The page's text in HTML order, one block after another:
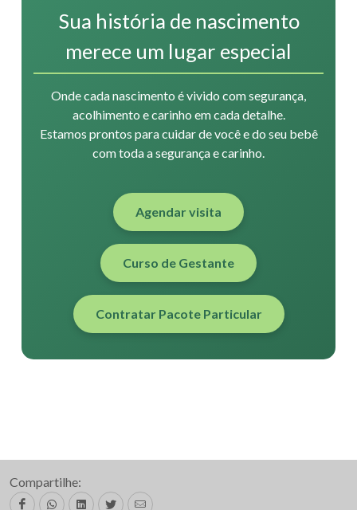
Sua história de nascimento
merece um lugar especial
Onde cada nascimento é vivido com segurança,
acolhimento e carinho em cada detalhe.
Estamos prontos para cuidar de você e do seu bebê
com toda a segurança e carinho.
Agendar visita
Curso de Gestante
Contratar Pacote Particular
Compartilhe: